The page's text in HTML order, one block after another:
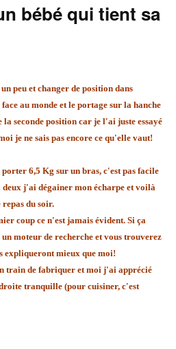
bébé qui tient sa
peu et changer de position dans
au monde et le portage sur la hanche
seconde position car je l'ai juste essayé
je ne sais pas encore ce qu'elle vaut!
6,5 Kg sur un bras, c'est pas facile
j'ai dégainer mon écharpe et voilà
du soir.
coup ce n'est jamais évident. Si ça
moteur de recherche et vous trouverez
expliqueront mieux que moi!
train de fabriquer et moi j'ai apprécié
tranquille (pour cuisiner, c'est